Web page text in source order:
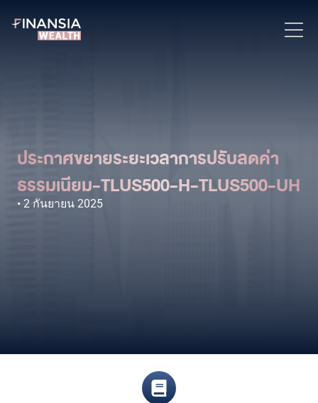
ประกาศขยายระยะเวลาการปรับลดค่า
ธรรมเนียม-TLUS500-H-TLUS500-UH
2 กันยายน 2025